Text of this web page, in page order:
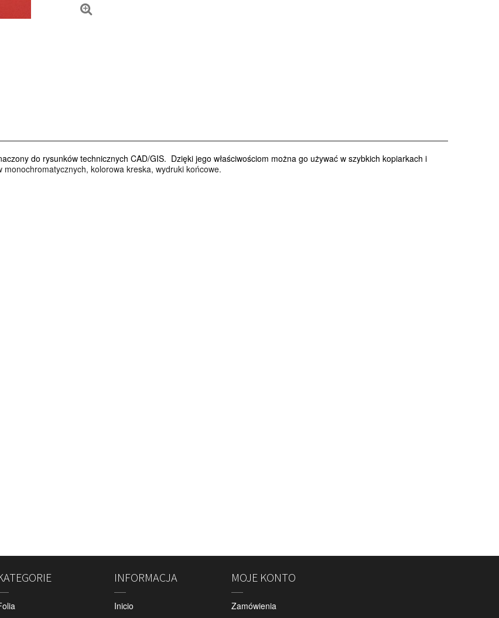
do rysunków technicznych CAD/GIS. Dzięki jego właściwościom można go używać w szybkich kopiarkach i
monochromatycznych, kolorowa kreska, wydruki końcowe.
INFORMACJA
Inicio
MOJE KONTO
Zamówienia